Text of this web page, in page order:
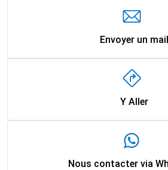
Envoyer un mail
Y Aller
Nous contacter via